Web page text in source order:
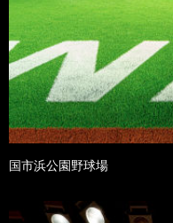
国市浜公園野球場